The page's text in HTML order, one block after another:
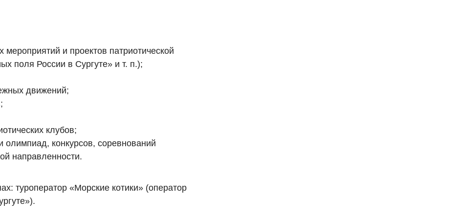
и проектов патриотической
поля России в Сургуте» и т. п.);
движений;
клубов;
олимпиад, конкурсов, соревнований
направленности.
туроператор «Морские котики» (оператор